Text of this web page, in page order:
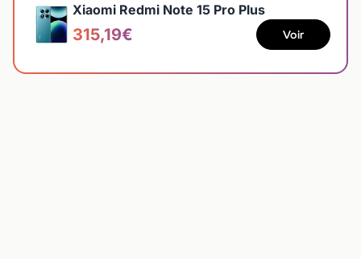
Xiaomi Redmi Note 15 Pro Plus
315,19€ Voir